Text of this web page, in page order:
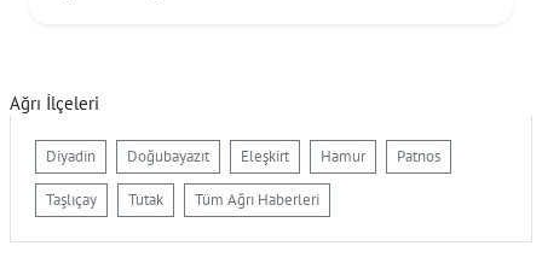
Ağrı İlçeleri
Diyadin Doğubayazıt Eleşkirt Hamur Patnos
Taşlıçay Tutak Tüm Ağrı Haberleri